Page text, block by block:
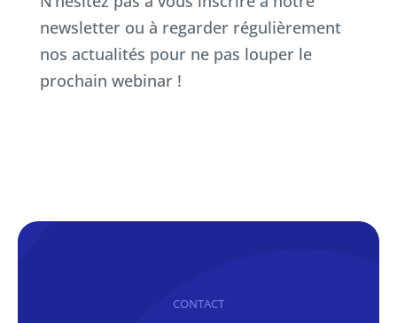
newsletter ou à regarder régulièrement
nos actualités pour ne pas louper le
prochain webinar !
CONTACT